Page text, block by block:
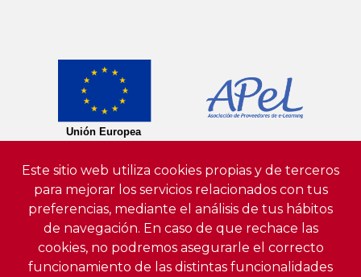
Este sitio web utiliza cookies propias y de terceros
para mejorar los servicios relacionados con tus
preferencias, mediante el análisis de tus hábitos
de navegación. En caso de que rechace las
cookies, no podremos asegurarle el correcto
funcionamiento de las distintas funcionalidades